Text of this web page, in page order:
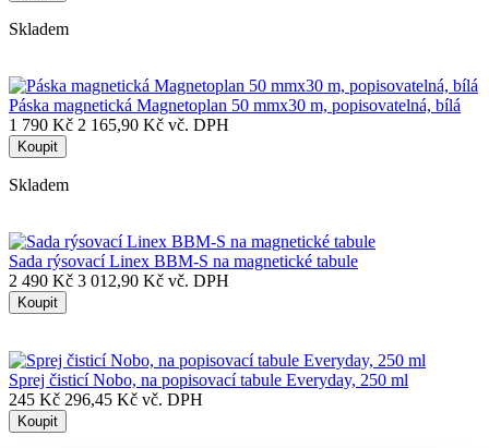
Skladem
Páska magnetická Magnetoplan 50 mmx30 m, popisovatelná, bílá
1 790 Kč 2 165,90 Kč vč. DPH
Koupit
Skladem
Sada rýsovací Linex BBM-S na magnetické tabule
2 490 Kč 3 012,90 Kč vč. DPH
Koupit
Sprej čisticí Nobo, na popisovací tabule Everyday, 250 ml
245 Kč 296,45 Kč vč. DPH
Koupit